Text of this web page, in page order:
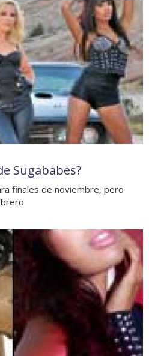
Sugababes?
finales de noviembre, pero